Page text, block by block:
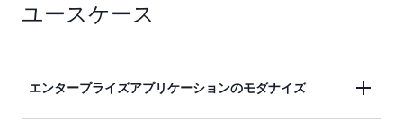
ユースケース
エンタープライズアプリケーションのモダナイズ